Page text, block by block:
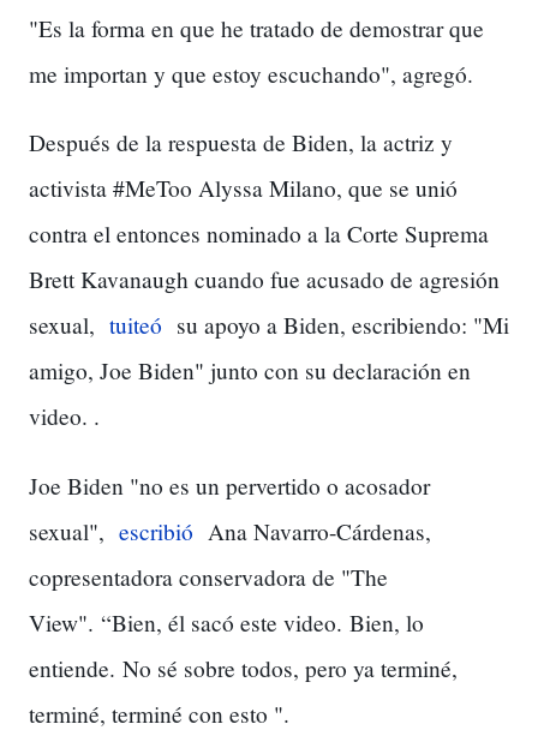
"Es la forma en que he tratado de demostrar que
me importan y que estoy escuchando", agregó.
Después de la respuesta de Biden, la actriz y
activista #MeToo Alyssa Milano, que se unió
contra el entonces nominado a la Corte Suprema
Brett Kavanaugh cuando fue acusado de agresión
sexual, tuiteó su apoyo a Biden, escribiendo: "Mi
amigo, Joe Biden" junto con su declaración en
video. .
Joe Biden "no es un pervertido o acosador
sexual", escribió Ana Navarro-Cárdenas,
copresentadora conservadora de "The
View". “Bien, él sacó este video. Bien, lo
entiende. No sé sobre todos, pero ya terminé,
terminé, terminé con esto ".